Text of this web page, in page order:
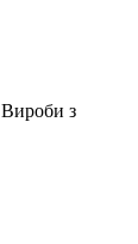
Вироби з